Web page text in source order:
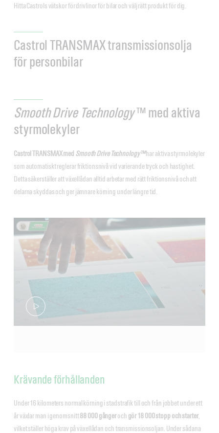
Hitta Castrols vätskor för drivlinor för bilar och välj rätt produkt för dig.
Castrol TRANSMAX transmissionsolja
för personbilar
Smooth Drive Technology™ med aktiva
styrmolekyler
Castrol TRANSMAX med Smooth Drive Technology™har aktiva styrmolekyler
som automatiskt reglerar friktionsnivå vid varierande tryck och hastighet.
Detta säkerställer att växellådan alltid arbetar med rätt friktionsnivå och att
delarna skyddas och ger jämnare körning under längre tid.
Krävande förhållanden
Under 16 kilometers normal körning i stadstrafik till och från jobbet under ett
år växlar man i genomsnitt88 000 gångeroch gör 18 000 stopp och starter,
vilket ställer höga krav på växellådan och transmissionsoljan. Under sådana